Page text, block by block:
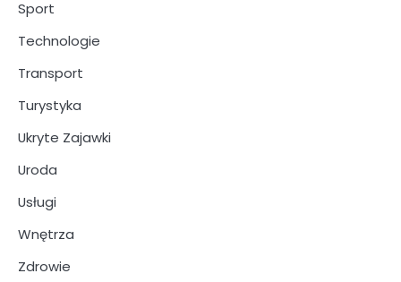
Sport
Technologie
Transport
Turystyka
Ukryte Zajawki
Uroda
Usługi
Wnętrza
Zdrowie